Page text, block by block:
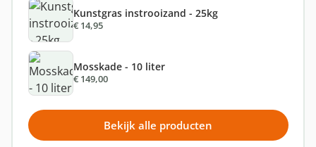
Kunstgras instrooizand - 25kg
€ 14,95
Mosskade - 10 liter
€ 149,00
Bekijk alle producten